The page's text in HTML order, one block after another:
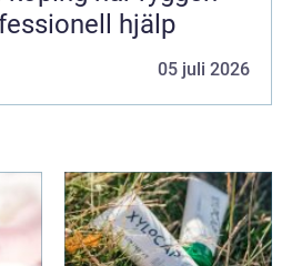
hjälp
05 juli 2026